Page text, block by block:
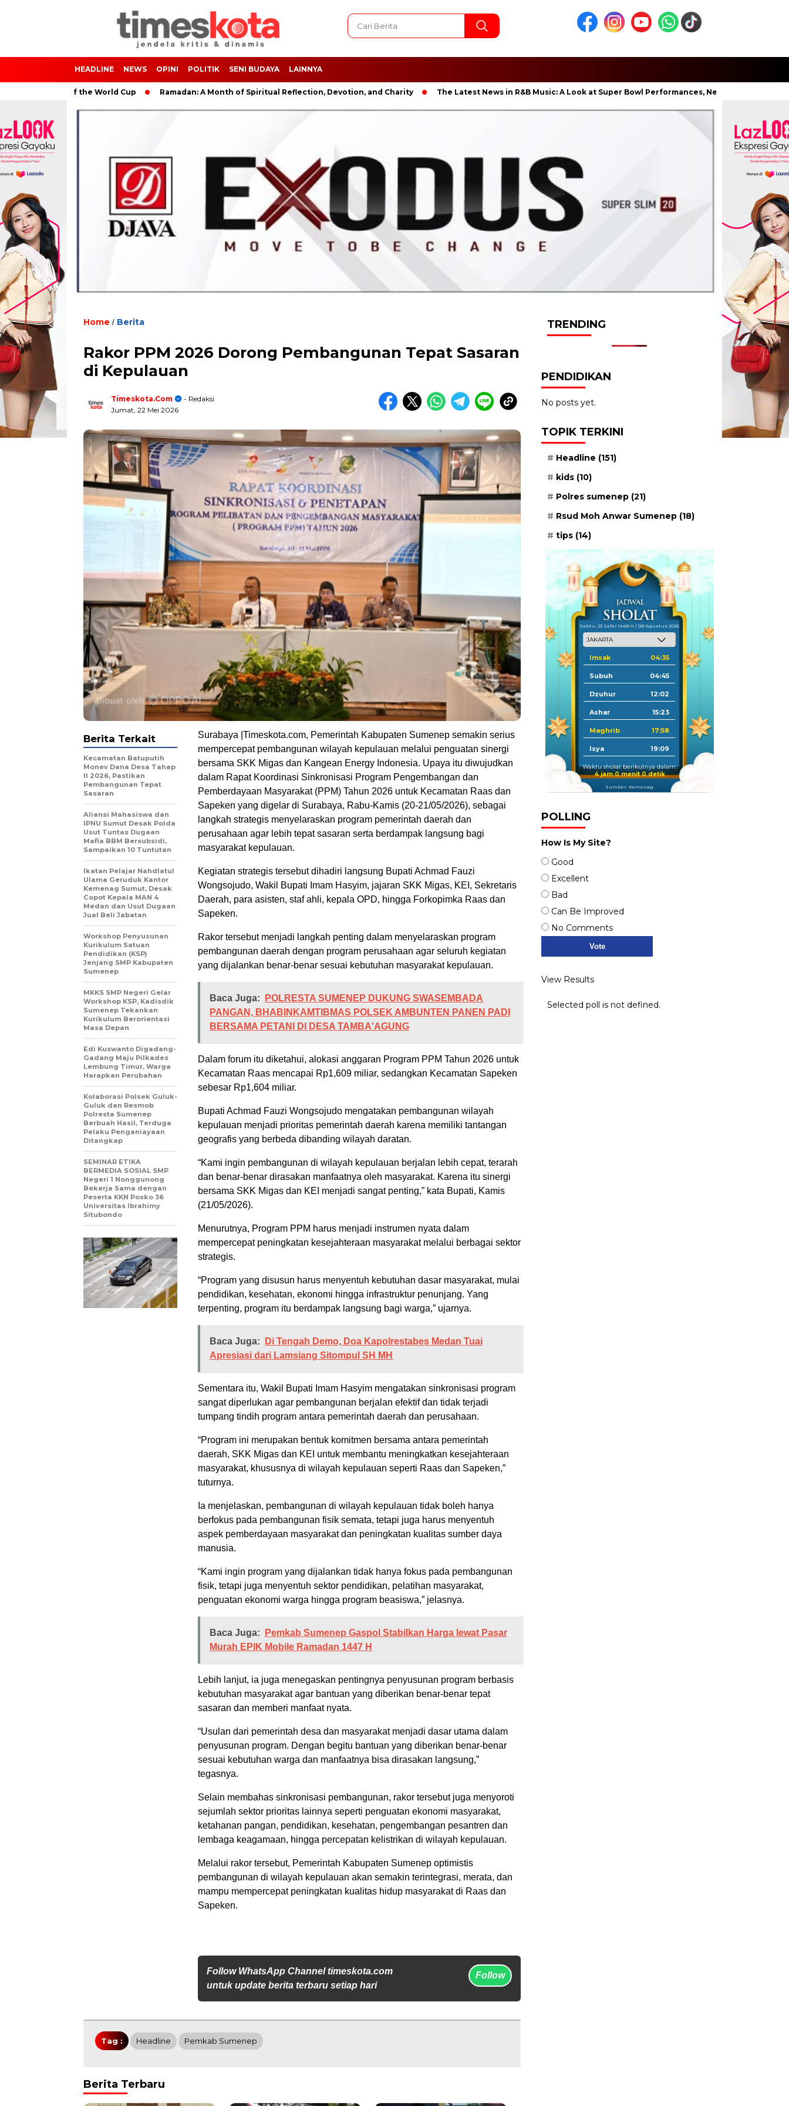
HEADLINE NEWS OPINI POLITIK SENI BUDAYA LAINNYA
of the World Cup Ramadan: A Month of Spiritual Reflection, Devotion, and Charity The Latest News in R&B Music: A Look at Super Bowl Performances, New Albums, Rising Stars,
Home / Berita
Rakor PPM 2026 Dorong Pembangunan Tepat Sasaran
di Kepulauan
Timeskota.com
- Redaksi
Jumat, 22 Mei 2026
Surabaya |Timeskota.com, Pemerintah Kabupaten Sumenep semakin serius
mempercepat pembangunan wilayah kepulauan melalui penguatan sinergi
bersama SKK Migas dan Kangean Energy Indonesia. Upaya itu diwujudkan
dalam Rapat Koordinasi Sinkronisasi Program Pengembangan dan
Pemberdayaan Masyarakat (PPM) Tahun 2026 untuk Kecamatan Raas dan
Sapeken yang digelar di Surabaya, Rabu-Kamis (20-21/05/2026), sebagai
langkah strategis menyelaraskan program pemerintah daerah dan
perusahaan agar lebih tepat sasaran serta berdampak langsung bagi
masyarakat kepulauan.
Kegiatan strategis tersebut dihadiri langsung Bupati Achmad Fauzi
Wongsojudo, Wakil Bupati Imam Hasyim, jajaran SKK Migas, KEI, Sekretaris
Daerah, para asisten, staf ahli, kepala OPD, hingga Forkopimka Raas dan
Sapeken.
Rakor tersebut menjadi langkah penting dalam menyelaraskan program
pembangunan daerah dengan program perusahaan agar seluruh kegiatan
yang dijalankan benar-benar sesuai kebutuhan masyarakat kepulauan.
Baca Juga:
POLRESTA SUMENEP DUKUNG SWASEMBADA
PANGAN, BHABINKAMTIBMAS POLSEK AMBUNTEN PANEN PADI
BERSAMA PETANI DI DESA TAMBA'AGUNG
Dalam forum itu diketahui, alokasi anggaran Program PPM Tahun 2026 untuk
Kecamatan Raas mencapai Rp1,609 miliar, sedangkan Kecamatan Sapeken
sebesar Rp1,604 miliar.
Bupati Achmad Fauzi Wongsojudo mengatakan pembangunan wilayah
kepulauan menjadi prioritas pemerintah daerah karena memiliki tantangan
geografis yang berbeda dibanding wilayah daratan.
“Kami ingin pembangunan di wilayah kepulauan berjalan lebih cepat, terarah
dan benar-benar dirasakan manfaatnya oleh masyarakat. Karena itu sinergi
bersama SKK Migas dan KEI menjadi sangat penting,” kata Bupati, Kamis
(21/05/2026).
Menurutnya, Program PPM harus menjadi instrumen nyata dalam
mempercepat peningkatan kesejahteraan masyarakat melalui berbagai sektor
strategis.
“Program yang disusun harus menyentuh kebutuhan dasar masyarakat, mulai
pendidikan, kesehatan, ekonomi hingga infrastruktur penunjang. Yang
terpenting, program itu berdampak langsung bagi warga,” ujarnya.
Baca Juga:
Di Tengah Demo, Doa Kapolrestabes Medan Tuai
Apresiasi dari Lamsiang Sitompul SH MH
Sementara itu, Wakil Bupati Imam Hasyim mengatakan sinkronisasi program
sangat diperlukan agar pembangunan berjalan efektif dan tidak terjadi
tumpang tindih program antara pemerintah daerah dan perusahaan.
“Program ini merupakan bentuk komitmen bersama antara pemerintah
daerah, SKK Migas dan KEI untuk membantu meningkatkan kesejahteraan
masyarakat, khususnya di wilayah kepulauan seperti Raas dan Sapeken,”
tuturnya.
Ia menjelaskan, pembangunan di wilayah kepulauan tidak boleh hanya
berfokus pada pembangunan fisik semata, tetapi juga harus menyentuh
aspek pemberdayaan masyarakat dan peningkatan kualitas sumber daya
manusia.
“Kami ingin program yang dijalankan tidak hanya fokus pada pembangunan
fisik, tetapi juga menyentuh sektor pendidikan, pelatihan masyarakat,
penguatan ekonomi warga hingga program beasiswa,” jelasnya.
Baca Juga:
Pemkab Sumenep Gaspol Stabilkan Harga lewat Pasar
Murah EPIK Mobile Ramadan 1447 H
Lebih lanjut, ia juga menegaskan pentingnya penyusunan program berbasis
kebutuhan masyarakat agar bantuan yang diberikan benar-benar tepat
sasaran dan memberi manfaat nyata.
“Usulan dari pemerintah desa dan masyarakat menjadi dasar utama dalam
penyusunan program. Dengan begitu bantuan yang diberikan benar-benar
sesuai kebutuhan warga dan manfaatnya bisa dirasakan langsung,”
tegasnya.
Selain membahas sinkronisasi pembangunan, rakor tersebut juga menyoroti
sejumlah sektor prioritas lainnya seperti penguatan ekonomi masyarakat,
ketahanan pangan, pendidikan, kesehatan, pengembangan pesantren dan
lembaga keagamaan, hingga percepatan kelistrikan di wilayah kepulauan.
Melalui rakor tersebut, Pemerintah Kabupaten Sumenep optimistis
pembangunan di wilayah kepulauan akan semakin terintegrasi, merata, dan
mampu mempercepat peningkatan kualitas hidup masyarakat di Raas dan
Sapeken.
Follow WhatsApp Channel timeskota.com
untuk update berita terbaru setiap hari
Follow
Berita Terkait
Kecamatan Batuputih
Monev Dana Desa Tahap
II 2026, Pastikan
Pembangunan Tepat
Sasaran
Aliansi Mahasiswa dan
IPNU Sumut Desak Polda
Usut Tuntas Dugaan
Mafia BBM Bersubsidi,
Sampaikan 10 Tuntutan
Ikatan Pelajar Nahdlatul
Ulama Geruduk Kantor
Kemenag Sumut, Desak
Copot Kepala MAN 4
Medan dan Usut Dugaan
Jual Beli Jabatan
Workshop Penyusunan
Kurikulum Satuan
Pendidikan (KSP)
Jenjang SMP Kabupaten
Sumenep
MKKS SMP Negeri Gelar
Workshop KSP, Kadisdik
Sumenep Tekankan
Kurikulum Berorientasi
Masa Depan
Edi Kuswanto Digadang-
Gadang Maju Pilkades
Lembung Timur, Warga
Harapkan Perubahan
Kolaborasi Polsek Guluk-
Guluk dan Resmob
Polresta Sumenep
Berbuah Hasil, Terduga
Pelaku Penganiayaan
Ditangkap
SEMINAR ETIKA
BERMEDIA SOSIAL SMP
Negeri 1 Nonggunong
Bekerja Sama dengan
Peserta KKN Posko 36
Universitas Ibrahimy
Situbondo
Tag : Headline Pemkab Sumenep
Berita Terbaru
TRENDING
PENDIDIKAN
No posts yet.
TOPIK TERKINI
Headline (151)
kids (10)
Polres sumenep (21)
Rsud Moh Anwar Sumenep (18)
tips (14)
Sabtu, 23 Safar 1448 H / 08 Agustus 2026
Imsak 04:35
Subuh 04:45
Dzuhur 12:02
Ashar 15:23
Maghrib 17:58
Isya 19:09
Waktu sholat berikutnya dalam:
3 jam 59 menit 59 detik
Sumber: Kemenag
POLLING
How Is My Site?
Good
Excellent
Bad
Can Be Improved
No Comments
View Results
Selected poll is not defined.